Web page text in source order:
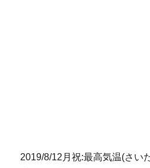
2019/8/12月祝:最高気温(さい